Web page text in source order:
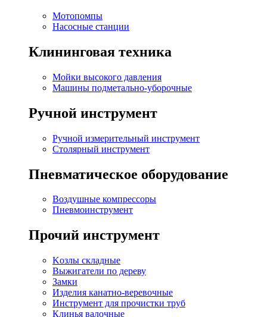
Мотопомпы
Насосные станции
Клининговая техника
Мойки высокого давления
Машины подметально-уборочные
Ручной инструмент
Ручной измерительный инструмент
Столярный инструмент
Пневматическое оборудование
Воздушные компрессоры
Пневмоинструмент
Прочий инструмент
Kозлы складные
Выжигатели по дереву
Замки
Изделия канатно-веревочные
Инструмент для прочистки труб
Клинья валочные